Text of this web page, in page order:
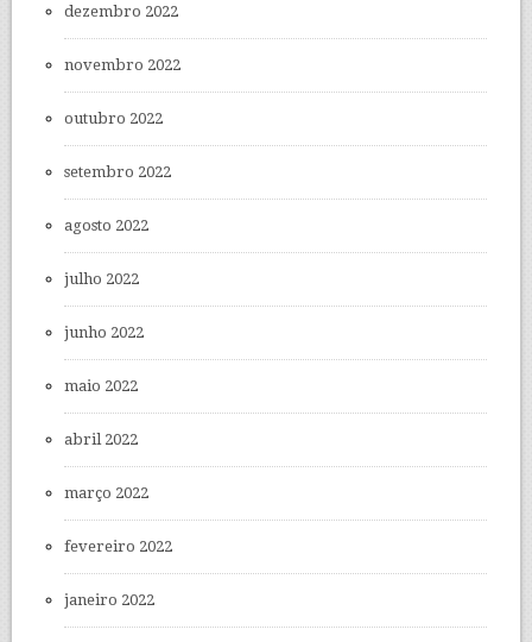
dezembro 2022
novembro 2022
outubro 2022
setembro 2022
agosto 2022
julho 2022
junho 2022
maio 2022
abril 2022
março 2022
fevereiro 2022
janeiro 2022